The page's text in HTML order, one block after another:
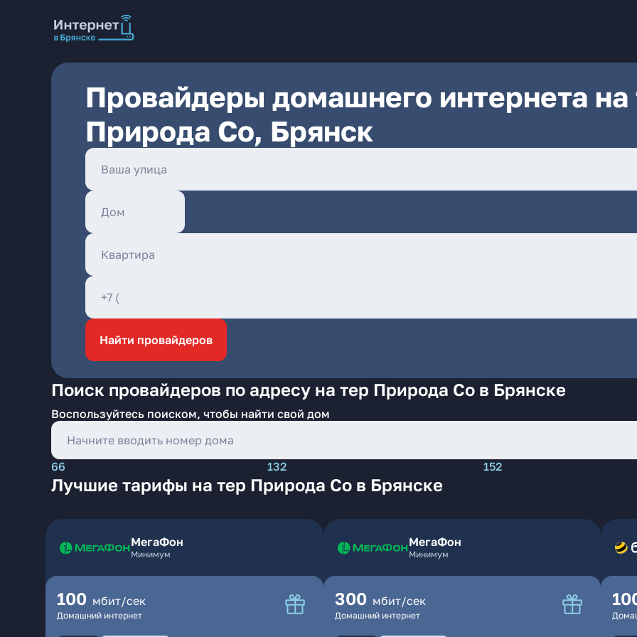
Провайдеры домашнего интернета на
Природа Со, Брянск
Найти провайдеров
Поиск провайдеров по адресу на тер Природа Со в Брянске
Воспользуйтесь поиском, чтобы найти свой дом
66 132 152
Лучшие тарифы на тер Природа Со в Брянске
МегаФон
Минимум
100 мбит/сек
Домашний интернет
МегаФон
Минимум
300 мбит/сек
Домашний интернет